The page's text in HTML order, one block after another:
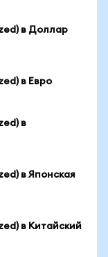
в Доллар
в Евро
в
в Японская
в Китайский